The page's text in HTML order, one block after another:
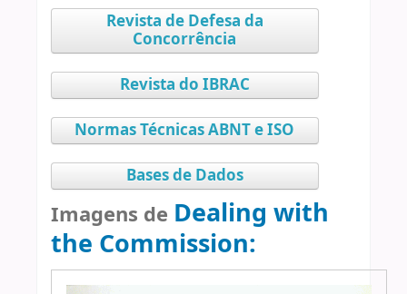
Revista de Defesa da
Concorrência
Revista do IBRAC
Normas Técnicas ABNT e ISO
Bases de Dados
Imagens de Dealing with
the Commission: